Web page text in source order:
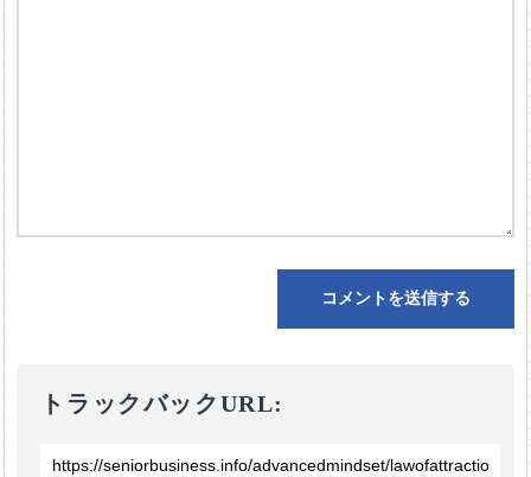
トラックバックURL: